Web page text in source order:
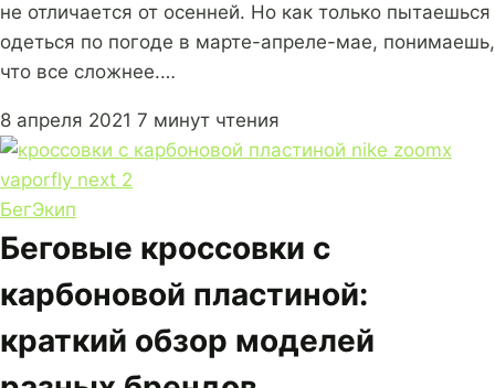
не отличается от осенней. Но как только пытаешься
одеться по погоде в марте-апреле-мае, понимаешь,
что все сложнее.…
8 апреля 2021 7 минут чтения
БегЭкип
Беговые кроссовки с
карбоновой пластиной:
краткий обзор моделей